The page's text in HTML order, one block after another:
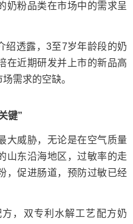
奶粉品类在市场中的需求呈
透露，3至7岁年龄段的奶
在近期研发并上市的新品高
需求的空缺。
键”
威胁，无论是在空气质量
山东沿海地区，过敏率的走
，促进肠道，预防过敏已经
，双专利水解工艺配方奶